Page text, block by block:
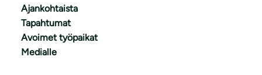
Ajankohtaista
Tapahtumat
Avoimet työpaikat
Medialle